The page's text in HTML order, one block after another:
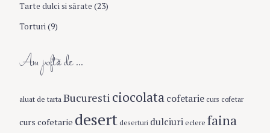
Tarte dulci si sărate (23)
Torturi(9)
Am poftă de …
aluat de tartaBucuresti ciocolata cofetarie curs cofetar
curs cofetarie desert deserturi dulciuri eclere faina